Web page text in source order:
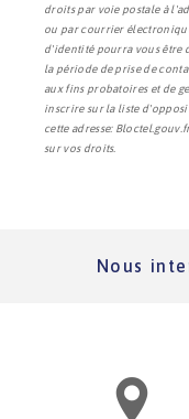
droits par voie postale à
ou par courrier
d'identité pourra vous être
la période de prise de
aux fins probatoires et de
inscrire sur la liste
cette adresse:
sur vos droits.
Nous